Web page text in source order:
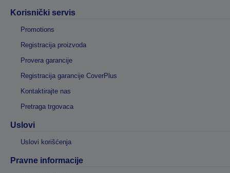
Korisnički servis
Promotions
Registracija proizvoda
Provera garancije
Registracija garancije CoverPlus
Kontaktirajte nas
Pretraga trgovaca
Uslovi
Uslovi korišćenja
Pravne informacije